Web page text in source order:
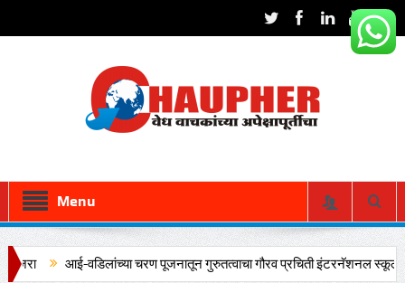
Menu
आई-वडिलांच्या चरण पूजनातून गुरुतत्वाचा गौरव प्रचिती इंटरनॅशनल स्कूलचा